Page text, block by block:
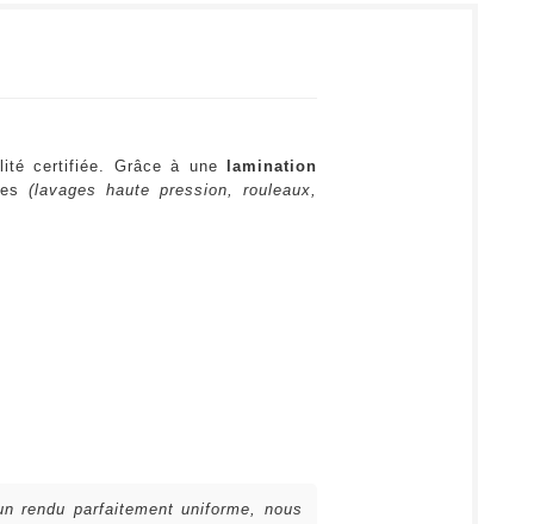
certifiée. Grâce à une
lamination
(lavages haute pression, rouleaux,
parfaitement uniforme, nous